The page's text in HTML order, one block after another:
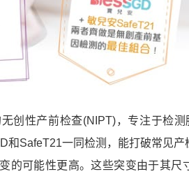
创性产前检查(NIPT)，专注于检
SafeT21一同检测，能打破常见产
的可能性更高。这些突变由于其尺